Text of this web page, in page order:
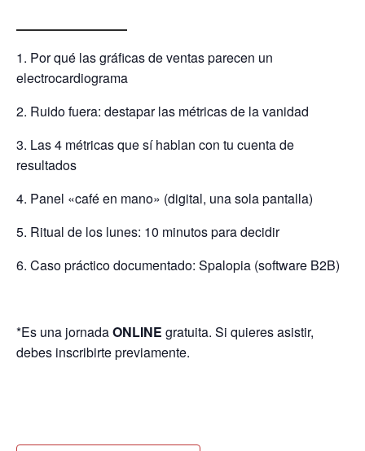
1. Por qué las gráficas de ventas parecen un
electrocardiograma
2. Ruido fuera: destapar las métricas de la vanidad
3. Las 4 métricas que sí hablan con tu cuenta de
resultados
4. Panel «café en mano» (digital, una sola pantalla)
5. Ritual de los lunes: 10 minutos para decidir
6. Caso práctico documentado: Spalopia (software B2B)
*Es una jornadaONLINE gratuita. Si quieres asistir,
debes inscribirte previamente.